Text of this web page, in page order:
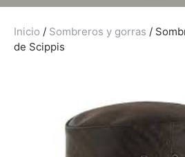
Inicio / Sombreros y gorras /
de Scippis